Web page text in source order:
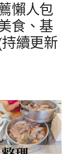
懶人包
食、基
續更新